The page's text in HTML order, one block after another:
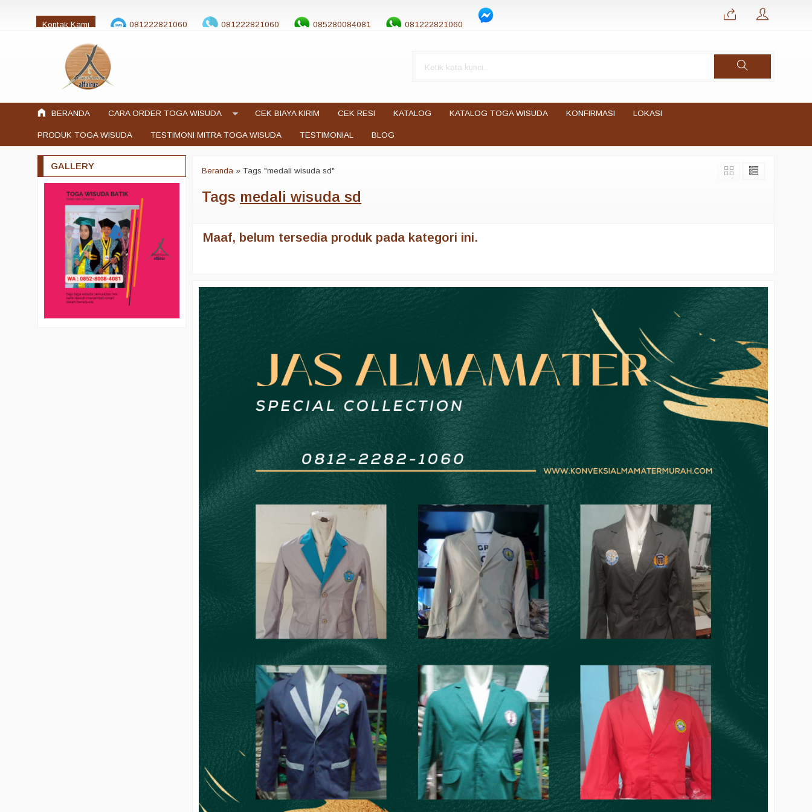
Kontak Kami 081222821060 081222821060 085280084081 081222821060
jualtogawisuda@gmail.com
BERANDA CARA ORDER TOGA WISUDA CEK BIAYA KIRIM CEK RESI KATALOG KATALOG TOGA WISUDA KONFIRMASI LOKASI
PRODUK TOGA WISUDA TESTIMONI MITRA TOGA WISUDA TESTIMONIAL BLOG
Beranda »Tags "medali wisuda sd"
Tags medali wisuda sd
Maaf, belum tersedia produk pada kategori ini.
GALLERY